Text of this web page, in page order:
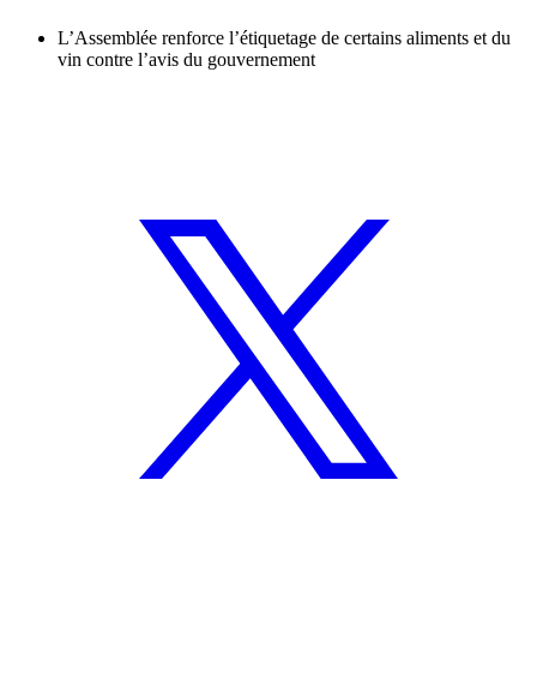
L’Assemblée renforce l’étiquetage de certains aliments et du
vin contre l’avis du gouvernement